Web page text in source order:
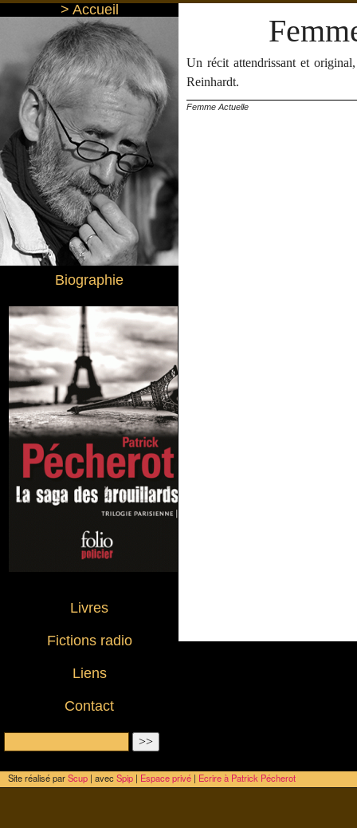
> Accueil
Biographie
Livres
Fictions radio
Liens
Contact
Un récit attendrissant et
Reinhardt.
Femme Actuelle
Site réalisé parScup | avecSpip | Espace privé | Ecrire à Patrick Pécherot